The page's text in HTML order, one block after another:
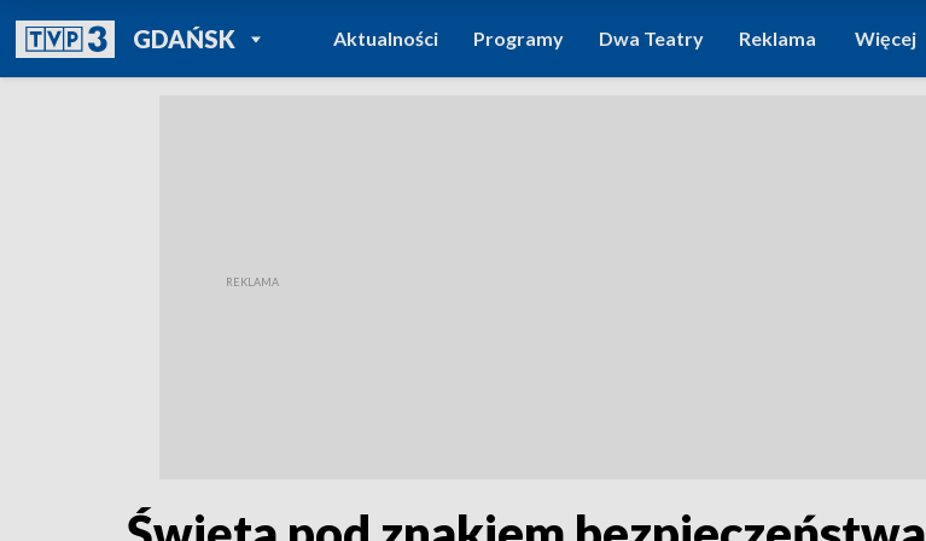
GDAŃSKPOWRÓT DO
TVP REGIONY
Aktualności Programy Dwa Teatry Reklama Więcej